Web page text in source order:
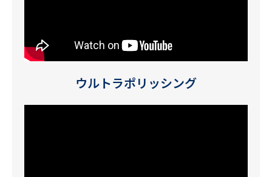
ウルトラポリッシング